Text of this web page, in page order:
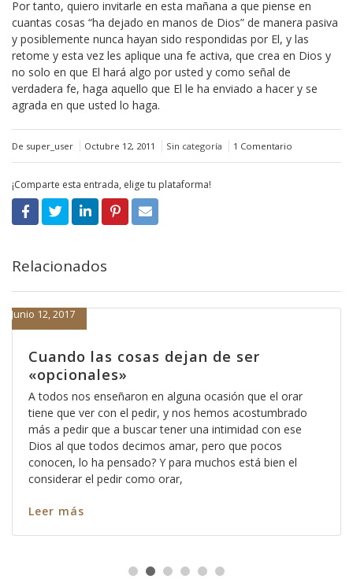
Por tanto, quiero invitarle en esta mañana a que piense en
cuantas cosas “ha dejado en manos de Dios” de manera pasiva
y posiblemente nunca hayan sido respondidas por El, y las
retome y esta vez les aplique una fe activa, que crea en Dios y
no solo en que El hará algo por usted y como señal de
verdadera fe, haga aquello que El le ha enviado a hacer y se
agrada en que usted lo haga.
De super_user Octubre 12, 2011 Sin categoría 1 Comentario
¡Comparte esta entrada, elige tu plataforma!
Relacionados
Cuando las cosas dejan de ser
«opcionales»
Junio 12, 2017
A todos nos enseñaron en alguna ocasión que el orar
tiene que ver con el pedir, y nos hemos acostumbrado
más a pedir que a buscar tener una intimidad con ese
Dios al que todos decimos amar, pero que pocos
conocen, lo ha pensado? Y para muchos está bien el
considerar el pedir como orar,
Leer más